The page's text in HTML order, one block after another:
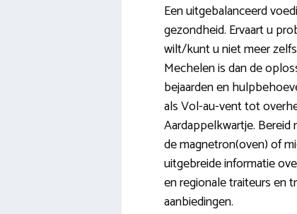
Een uitgebalanceerd
gezondheid. Ervaart u
wilt/kunt u niet meer
Mechelen is dan de
bejaarden en
als Vol-au-vent tot
Aardappelkwartje.
de magnetron(oven) of
uitgebreide informatie
en regionale traiteurs en
aanbiedingen.